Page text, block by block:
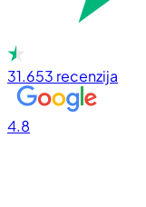
31.653 recenzija
4.8